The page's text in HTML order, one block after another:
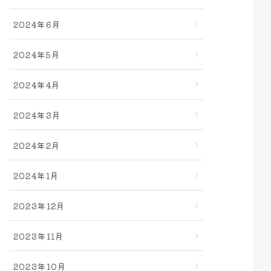
2024年6月
2024年5月
2024年4月
2024年3月
2024年2月
2024年1月
2023年12月
2023年11月
2023年10月